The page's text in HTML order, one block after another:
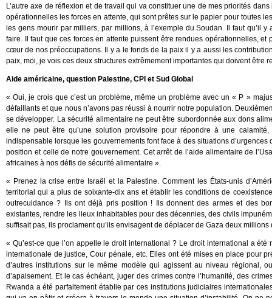
L’autre axe de réflexion et de travail qui va constituer une de mes priorités
opérationnelles les forces en attente, qui sont prêtes sur le papier pour toutes
les gens mourir par milliers, par millions, à l’exemple du Soudan. Il faut qu’il
faire. Il faut que ces forces en attente puissent être rendues opérationnelles,
cœur de nos préoccupations. Il y a le fonds de la paix il y a aussi les
paix, moi, je vois ces deux structures extrêmement importantes qui doivent
Aide américaine, question Palestine, CPI et Sud Global
« Oui, je crois que c’est un problème, même un problème avec un « P »
défaillants et que nous n’avons pas réussi à nourrir notre population.
se développer. La sécurité alimentaire ne peut être subordonnée aux dons
elle ne peut être qu’une solution provisoire pour répondre à une
indispensable lorsque les gouvernements font face à des situations
position et celle de notre gouvernement. Cet arrêt de l’aide alimentaire de
africaines à nos défis de sécurité alimentaire ».
« Prenez la crise entre Israël et la Palestine. Comment les États-unis
territorial qui a plus de soixante-dix ans et établir les conditions de
outrecuidance ? Ils ont déjà pris position ! Ils donnent des armes et des
existantes, rendre les lieux inhabitables pour des décennies, des civils
suffisait pas, ils proclament qu’ils envisagent de déplacer de Gaza deux
« Qu’est-ce que l’on appelle le droit international ? Le droit international a
internationale de justice, Cour pénale, etc. Elles ont été mises en place pour
d’autres institutions sur le même modèle qui agissent au niveau régional,
d’apaisement. Et le cas échéant, juger des crimes contre l’humanité, des
Rwanda a été parfaitement établie par ces institutions judiciaires